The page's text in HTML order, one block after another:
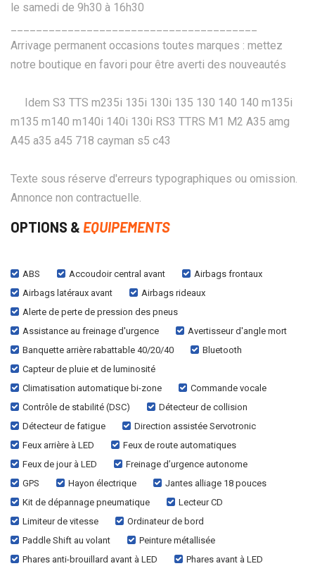
le samedi de 9h30 à 16h30
Arrivage permanent occasions toutes marques : mettez
notre boutique en favori pour être averti des nouveautés
Idem S3 TTS m235i 135i 130i 135 130 140 140 m135i
m135 m140 m140i 140i 130i RS3 TTRS M1 M2 A35 amg
A45 a35 a45 718 cayman s5 c43
Texte sous réserve d'erreurs typographiques ou omission.
Annonce non contractuelle.
OPTIONS & EQUIPEMENTS
ABS Accoudoir central avant
Airbags frontaux
Airbags latéraux avant
Airbags rideaux
Alerte de perte de pression des pneus
Assistance au freinage d'urgence
Avertisseur d'angle mort
Banquette arrière rabattable 40/20/40
Bluetooth
Capteur de pluie et de luminosité
Climatisation automatique bi-zone
Commande vocale
Contrôle de stabilité (DSC)
Détecteur de collision
Détecteur de fatigue
Direction assistée Servotronic
Feux arrière à LED
Feux de route automatiques
Feux de jour à LED
Freinage d’urgence autonome
GPS
Hayon électrique
Jantes alliage 18 pouces
Kit de dépannage pneumatique
Lecteur CD
Limiteur de vitesse
Ordinateur de bord
Paddle Shift au volant
Peinture métallisée
Phares anti-brouillard avant à LED
Phares avant à LED